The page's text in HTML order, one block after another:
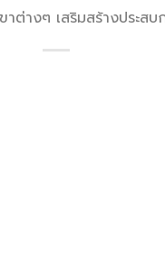
ต่างๆ เสริมสร้างประส